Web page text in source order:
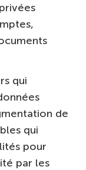
qui
de
qui
pour
par les